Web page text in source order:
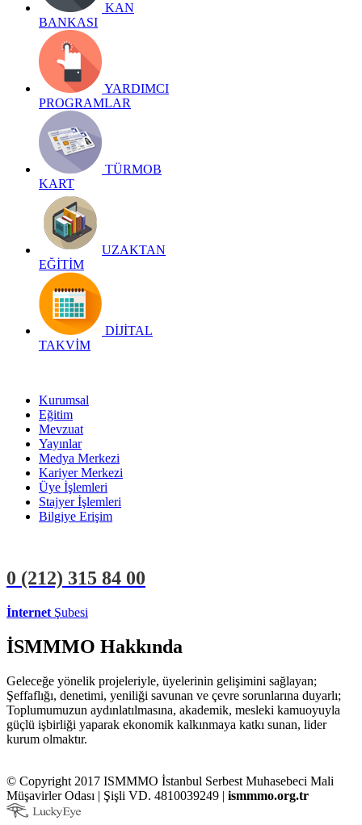
KAN
BANKASI
YARDIMCI
PROGRAMLAR
TÜRMOB
KART
UZAKTAN
EĞİTİM
DİJİTAL
TAKVİM
Kurumsal
Eğitim
Mevzuat
Yayınlar
Medya Merkezi
Kariyer Merkezi
Üye İşlemleri
Stajyer İşlemleri
Bilgiye Erişim
0 (212) 315 84 00
İnternet Şubesi
İSMMMO Hakkında
Geleceğe yönelik projeleriyle, üyelerinin gelişimini sağlayan;
Şeffaflığı, denetimi, yeniliği savunan ve çevre sorunlarına duyarlı;
Toplumumuzun aydınlatılmasına, akademik, mesleki kamuoyuyla
güçlü işbirliği yaparak ekonomik kalkınmaya katkı sunan, lider
kurum olmaktır.
© Copyright 2017 ISMMMO İstanbul Serbest Muhasebeci Mali
Müşavirler Odası | Şişli VD. 4810039249 | ismmmo.org.tr